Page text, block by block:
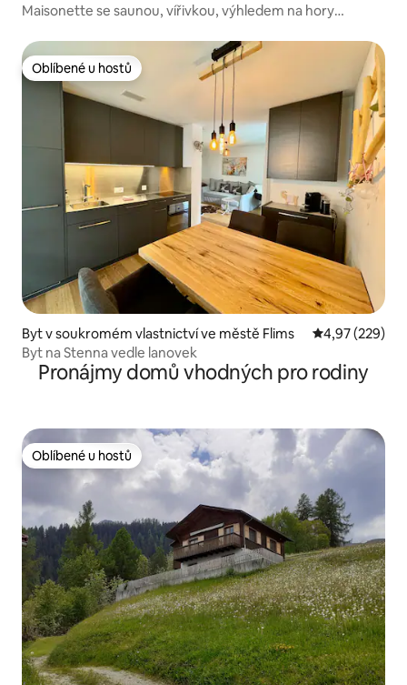
erzen
Maisonette se saunou, vířivkou, výhledem na hory
Oblíbené u hostů
Oblíbené u hostů
Byt v soukromém vlastnictví ve městě Flims Průměrné
4,97 (229)
Byt na Stenna vedle lanovek
Pronájmy domů vhodných pro rodiny
Oblíbené u hostů
Oblíbené u hostů